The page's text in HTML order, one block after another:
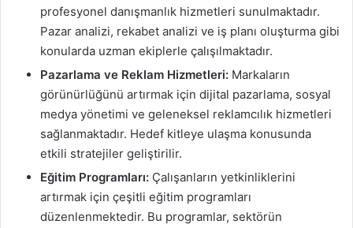
profesyonel danışmanlık hizmetleri sunulmaktadır.
Pazar analizi, rekabet analizi ve iş planı oluşturma gibi
konularda uzman ekiplerle çalışılmaktadır.
Pazarlama ve Reklam Hizmetleri: Markaların
görünürlüğünü artırmak için dijital pazarlama, sosyal
medya yönetimi ve geleneksel reklamcılık hizmetleri
sağlanmaktadır. Hedef kitleye ulaşma konusunda
etkili stratejiler geliştirilir.
Eğitim Programları: Çalışanların yetkinliklerini
artırmak için çeşitli eğitim programları
düzenlenmektedir. Bu programlar, sektörün